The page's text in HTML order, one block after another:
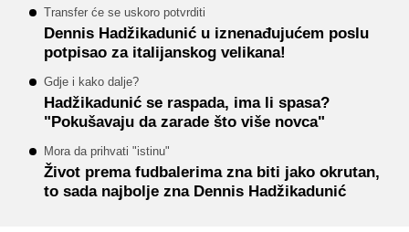
Transfer će se uskoro potvrditi
Dennis Hadžikadunić u iznenađujućem poslu
potpisao za italijanskog velikana!
Gdje i kako dalje?
Hadžikadunić se raspada, ima li spasa?
"Pokušavaju da zarade što više novca"
Mora da prihvati "istinu"
Život prema fudbalerima zna biti jako okrutan,
to sada najbolje zna Dennis Hadžikadunić